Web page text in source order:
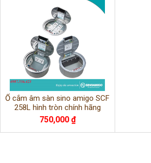
Ổ cắm âm sàn sino amigo SCF
258L hình tròn chính hãng
750,000 ₫